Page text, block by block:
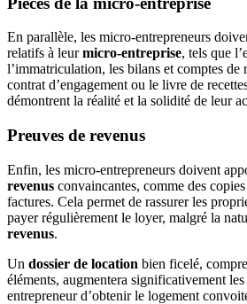
En parallèle, les micro-entrepreneurs
relatifs à leurmicro-entreprise, tels que
l’immatriculation, les bilans et comptes de
contrat d’engagement ou le livre de
démontrent la réalité et la solidité de leur
Preuves de revenus
Enfin, les micro-entrepreneurs doivent
revenus convaincantes, comme des
factures. Cela permet de rassurer les
payer régulièrement le loyer, malgré la
revenus.
Un dossier de location bien ficelé,
éléments, augmentera significativement
entrepreneur d’obtenir le logement